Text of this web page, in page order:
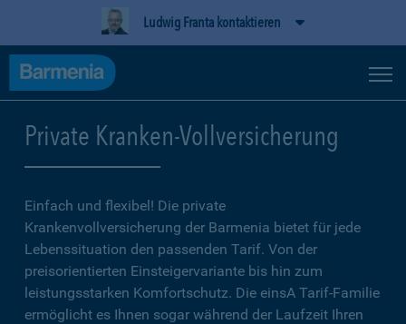
Ludwig Franta kontaktieren
Private Kranken-Vollversicherung
Einfach und flexibel! Die private
Krankenvollversicherung der Barmenia bietet für jede
Lebenssituation den passenden Tarif. Von der
preisorientierten Einsteigervariante bis hin zum
leistungsstarken Komfortschutz. Die einsA Tarif-Familie
ermöglicht es Ihnen sogar während der Laufzeit Ihren